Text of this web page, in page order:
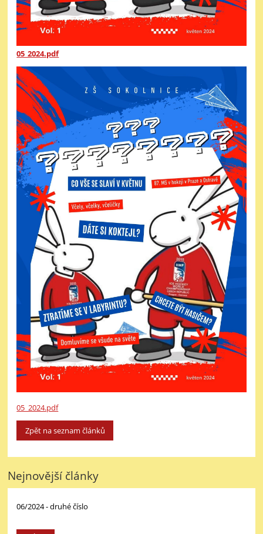
05_2024.pdf
05_2024.pdf
Zpět na seznam článků
Nejnovější články
06/2024 - druhé číslo